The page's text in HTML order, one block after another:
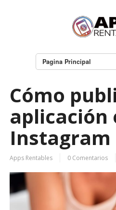
Pagina Principal
Cómo
aplicación
Instagram
Apps Rentables 0 Comentarios